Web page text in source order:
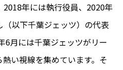
年には執行役員、2020年
以下千葉ジェッツ）の代表
6月には千葉ジェッツがリー
い視線を集めています。そ